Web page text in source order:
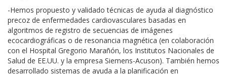
-Hemos propuesto y validado técnicas de ayuda al diagnóstico
precoz de enfermedades cardiovasculares basadas en
algoritmos de registro de secuencias de imágenes
ecocardiográficas o de resonancia magnética (en colaboración
con el Hospital Gregorio Marañón, los Institutos Nacionales de
Salud de EE.UU. y la empresa Siemens-Acuson). También hemos
desarrollado sistemas de ayuda a la planificación en